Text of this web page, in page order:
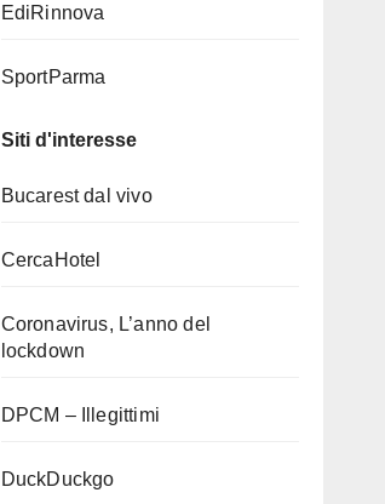
EdiRinnova
SportParma
Siti d'interesse
Bucarest dal vivo
CercaHotel
Coronavirus, L’anno del
lockdown
DPCM – Illegittimi
DuckDuckgo